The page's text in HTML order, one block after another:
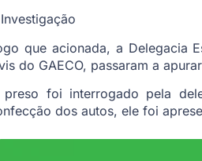
que acionada, a Delegacia
do GAECO, passaram a
preso foi interrogado pela
dos autos, ele foi